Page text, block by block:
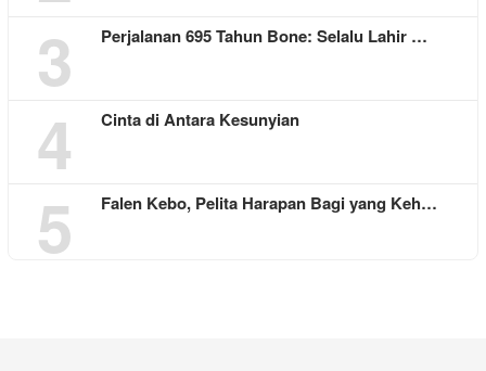
3 Perjalanan 695 Tahun Bone: Selalu Lahir …
4 Cinta di Antara Kesunyian
5 Falen Kebo, Pelita Harapan Bagi yang Keh…